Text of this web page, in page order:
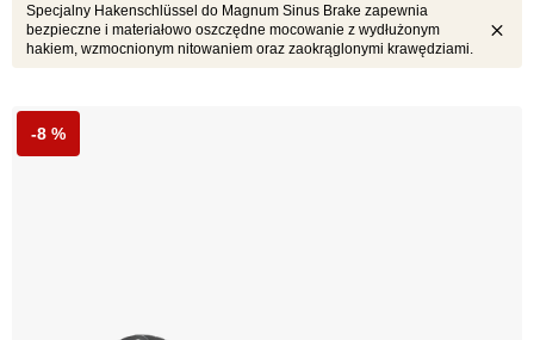
Specjalny Hakenschlüssel do Magnum Sinus Brake zapewnia
bezpieczne i materiałowo oszczędne mocowanie z wydłużonym
hakiem, wzmocnionym nitowaniem oraz zaokrąglonymi krawędziami.
-8 %